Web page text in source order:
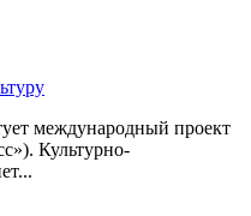
международный проект
Культурно-